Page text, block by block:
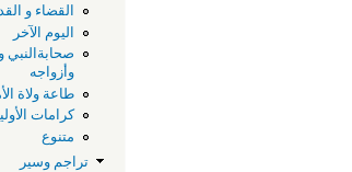
القضاء و
اليوم الآخر
صحابةالنبي
وأزواجه
طاعة ولاة
كرامات
متنوع
تراجم وسير